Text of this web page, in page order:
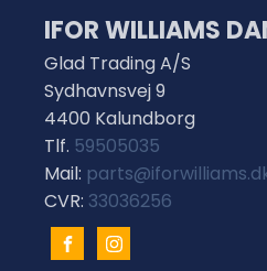
IFOR WILLIAMS
Glad Trading A/S
Sydhavnsvej 9
4400 Kalundborg
Tlf. 59505035
Mail:
CVR: 33036256